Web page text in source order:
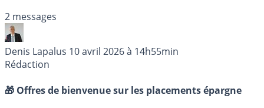
2 messages
Denis Lapalus 10 avril 2026 à 14h55min
Rédaction
🎁 Offres de bienvenue sur les placements épargne